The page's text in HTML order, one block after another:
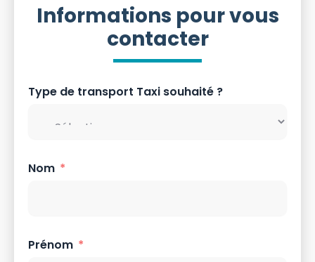
Informations pour vous
contacter
Type de transport Taxi souhaité ?
Nom
Prénom